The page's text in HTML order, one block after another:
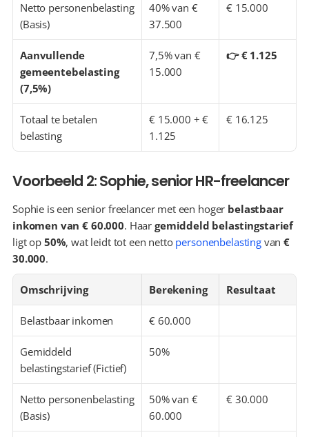
Netto personenbelasting
(Basis)
40% van €
37.500
€ 15.000
Aanvullende
gemeentebelasting
(7,5%)
7,5% van €
15.000
👉 € 1.125
Totaal te betalen
belasting
€ 15.000 + €
1.125
€ 16.125
Voorbeeld 2: Sophie, senior HR-freelancer
Sophie is een senior freelancer met een hoger belastbaar
inkomen van € 60.000. Haar gemiddeld belastingstarief
ligt op 50%, wat leidt tot een netto personenbelasting van €
30.000.
Omschrijving Berekening Resultaat
Belastbaar inkomen € 60.000
Gemiddeld
belastingstarief (Fictief)
50%
Netto personenbelasting
(Basis)
50% van €
60.000
€ 30.000